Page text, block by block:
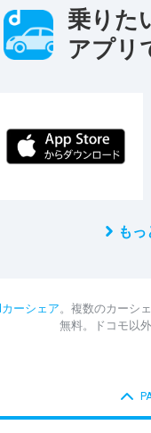
乗りた
アプリ
もっ
ーシェア。複数のカーシ
無料。ドコモ以